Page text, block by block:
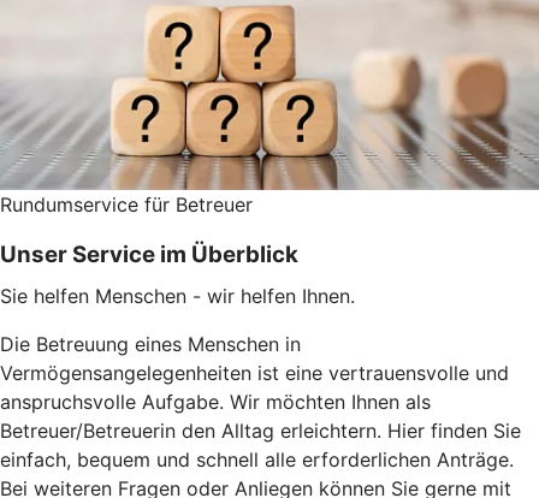
Rundumservice für Betreuer
Unser Service im Überblick
Sie helfen Menschen - wir helfen Ihnen.
Die Betreuung eines Menschen in
Vermögensangelegenheiten ist eine vertrauensvolle und
anspruchsvolle Aufgabe. Wir möchten Ihnen als
Betreuer/Betreuerin den Alltag erleichtern. Hier finden Sie
einfach, bequem und schnell alle erforderlichen Anträge.
Bei weiteren Fragen oder Anliegen können Sie gerne mit